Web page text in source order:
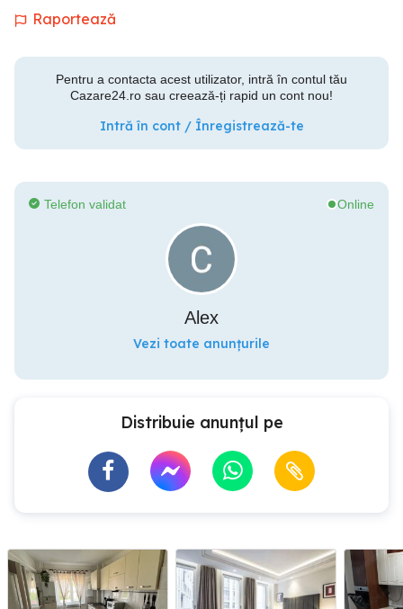
Raportează
Pentru a contacta acest utilizator, intră în contul tău
Cazare24.ro sau creează-ți rapid un cont nou!
Intră în cont / Înregistrează-te
Telefon validat Online
Alex
Vezi toate anunțurile
Distribuie anunțul pe